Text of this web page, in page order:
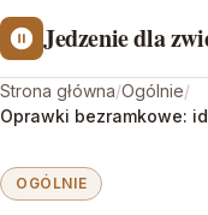
Jedzenie dla
Strona główna/Ogólnie/
Oprawki bezramkowe:
OGÓLNIE